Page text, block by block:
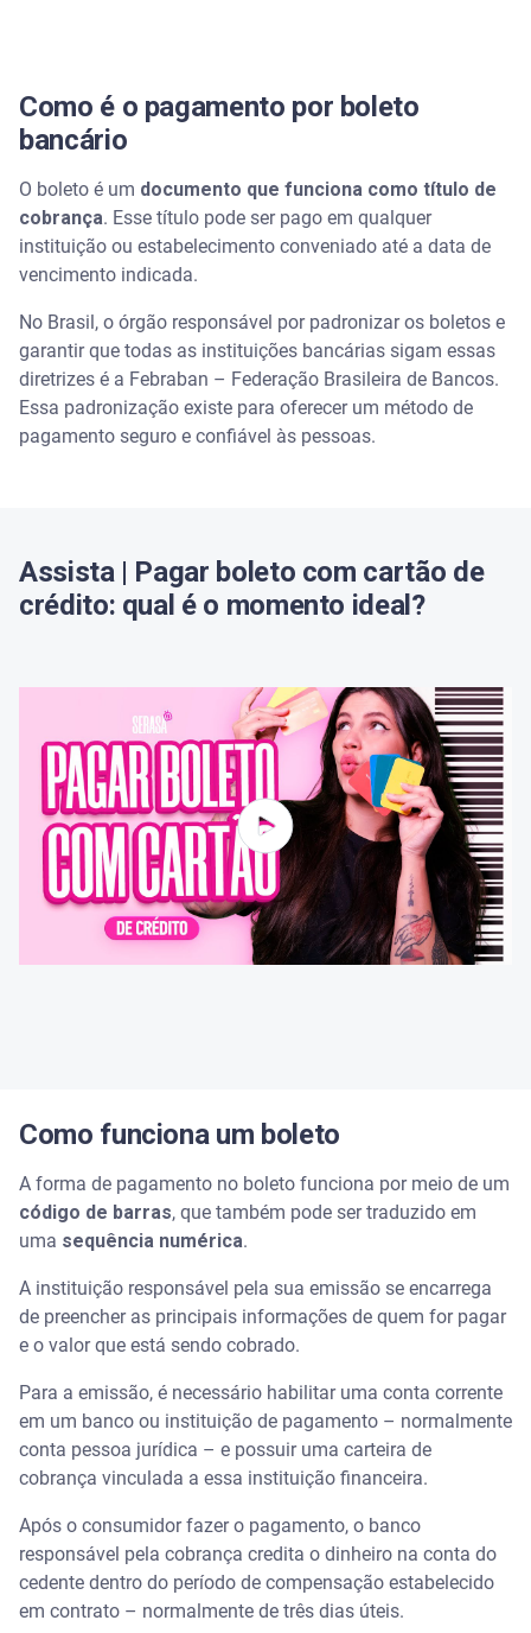
Caixa eletrônico
Teleatendimento
Carteira Digital Serasa
Pague boletos online com a Carteira Digital Serasa
Como é o pagamento por boleto
bancário
O boleto é um documento que funciona como título de
cobrança. Esse título pode ser pago em qualquer
instituição ou estabelecimento conveniado até a data de
vencimento indicada.
No Brasil, o órgão responsável por padronizar os boletos e
garantir que todas as instituições bancárias sigam essas
diretrizes é a Febraban – Federação Brasileira de Bancos.
Essa padronização existe para oferecer um método de
pagamento seguro e confiável às pessoas.
Assista | Pagar boleto com cartão de
crédito: qual é o momento ideal?
Como funciona um boleto
A forma de pagamento no boleto funciona por meio de um
código de barras, que também pode ser traduzido em
uma sequência numérica.
A instituição responsável pela sua emissão se encarrega
de preencher as principais informações de quem for pagar
e o valor que está sendo cobrado.
Para a emissão, é necessário habilitar uma conta corrente
em um banco ou instituição de pagamento – normalmente
conta pessoa jurídica – e possuir uma carteira de
cobrança vinculada a essa instituição financeira.
Após o consumidor fazer o pagamento, o banco
responsável pela cobrança credita o dinheiro na conta do
cedente dentro do período de compensação estabelecido
em contrato – normalmente de três dias úteis.